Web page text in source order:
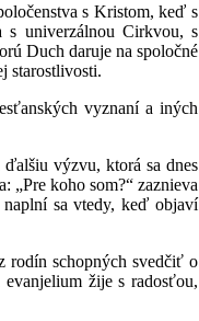
s Kristom, keď s
s univerzálnou Cirkvou, s
Duch daruje na spoločné
starostlivosti.
vyznaní a iných
výzvu, ktorá sa dnes
koho som?“ zaznieva
naplní sa vtedy, keď objaví
rodín schopných svedčiť o
žije s radosťou,